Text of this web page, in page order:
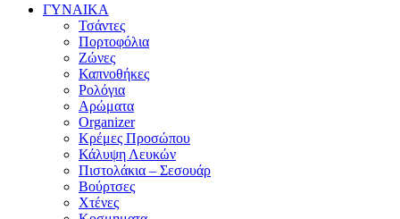
ΓΥΝΑΙΚΑ
Τσάντες
Πορτοφόλια
Ζώνες
Καπνοθήκες
Ρολόγια
Αρώματα
Organizer
Κρέμες Προσώπου
Κάλυψη Λευκών
Πιστολάκια – Σεσουάρ
Βούρτσες
Χτένες